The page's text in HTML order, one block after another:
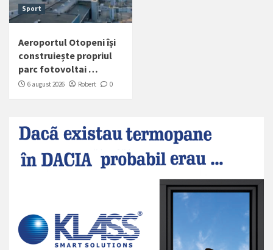
Sport
Aeroportul Otopeni își
construiește propriul
parc fotovoltai …
6 august 2026 Robert 0